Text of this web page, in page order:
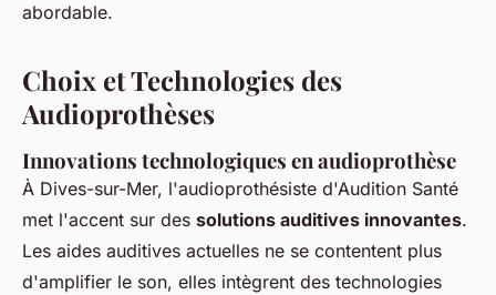
abordable.
Choix et Technologies des
Audioprothèses
Innovations technologiques en audioprothèse
À Dives-sur-Mer, l'audioprothésiste d'Audition Santé
met l'accent sur des solutions auditives innovantes.
Les aides auditives actuelles ne se contentent plus
d'amplifier le son, elles intègrent des technologies